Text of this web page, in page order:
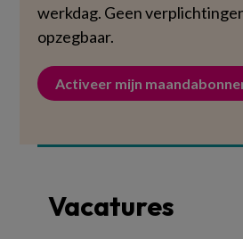
werkdag. Geen
opzegbaar.
Activeer mijn
Vacatures